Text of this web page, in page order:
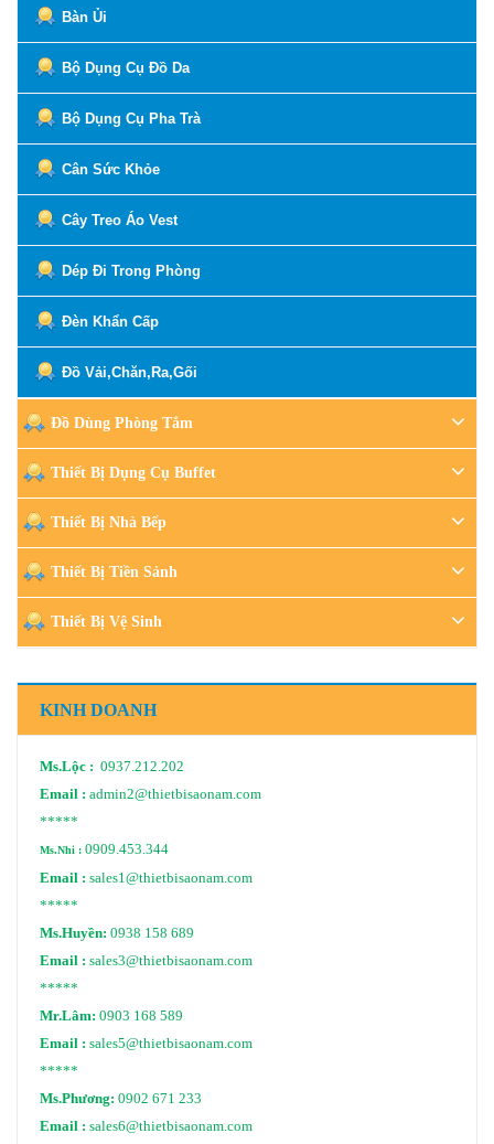
Bàn Ủi
Bộ Dụng Cụ Đồ Da
Bộ Dụng Cụ Pha Trà
Cân Sức Khỏe
Cây Treo Áo Vest
Dép Đi Trong Phòng
Đèn Khẩn Cấp
Đồ Vải,Chăn,Ra,Gối
Đồ Dùng Phòng Tắm
Thiết Bị Dụng Cụ Buffet
Thiết Bị Nhà Bếp
Thiết Bị Tiền Sảnh
Thiết Bị Vệ Sinh
KINH DOANH
Ms.Lộc : 0937.212.202
Email : admin2@thietbisaonam.com
*****
Ms.Nhi : 0909.453.344
Email : sales1@thietbisaonam.com
*****
Ms.Huyền: 0938 158 689
Email : sales3@thietbisaonam.com
*****
Mr.Lâm: 0903 168 589
Email : sales5@thietbisaonam.com
*****
Ms.Phương: 0902 671 233
Email : sales6@thietbisaonam.com